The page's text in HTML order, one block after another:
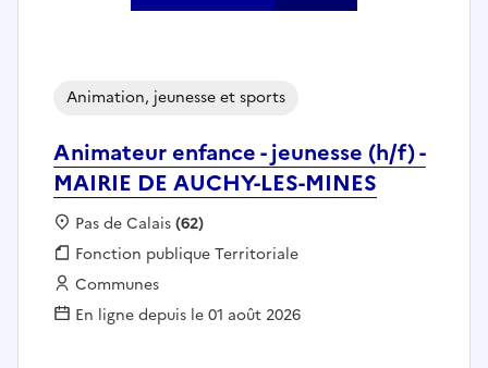
Animateur enfance - jeunesse (h/f) -
MAIRIE DE AUCHY-LES-MINES
Animation, jeunesse et sports
Localisation :
Pas de Calais(62)
Fonction publique :
Fonction publique Territoriale
Employeur :
Communes
En ligne depuis le 01 août 2026